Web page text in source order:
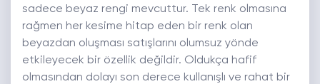
sadece beyaz rengi mevcuttur. Tek renk olmasına
rağmen her kesime hitap eden bir renk olan
beyazdan oluşması satışlarını olumsuz yönde
etkileyecek bir özellik değildir. Oldukça hafif
olmasından dolayı son derece kullanışlı ve rahat bir